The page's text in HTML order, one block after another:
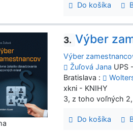
Do košíka
3. Výber
Výber
Žuľová Jana UPS
Bratislava :
xkni - KNIHY
3, z toho voľných 2,
Do košíka